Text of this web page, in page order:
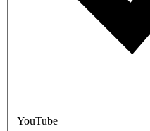
YouTube